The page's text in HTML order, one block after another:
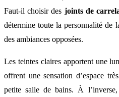
Faut-il choisir des joints de
détermine toute la personnalité de
des ambiances opposées.
Les teintes claires apportent une
offrent une sensation d’espace
petite salle de bains. À